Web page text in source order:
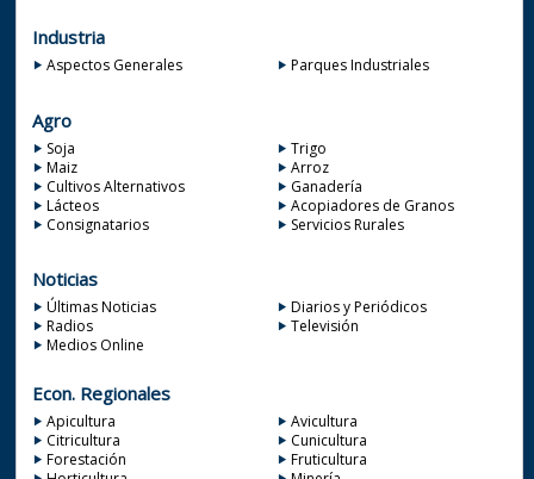
Industria
Aspectos Generales Parques Industriales
Agro
Soja
Trigo
Maiz
Arroz
Cultivos Alternativos
Ganadería
Lácteos
Acopiadores de Granos
Consignatarios
Servicios Rurales
Noticias
Últimas Noticias
Diarios y Periódicos
Radios
Televisión
Medios Online
Econ. Regionales
Apicultura
Avicultura
Citricultura
Cunicultura
Forestación
Fruticultura